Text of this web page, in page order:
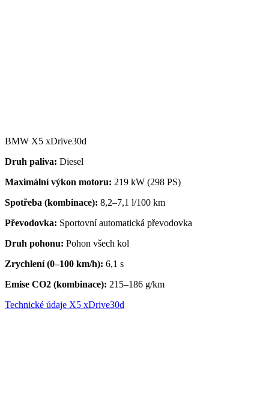
BMW X5 xDrive30d
Druh paliva: Diesel
Maximální výkon motoru: 219 kW (298 PS)
Spotřeba (kombinace): 8,2–7,1 l/100 km
Převodovka: Sportovní automatická převodovka
Druh pohonu: Pohon všech kol
Zrychlení (0–100 km/h): 6,1 s
Emise CO2 (kombinace): 215–186 g/km
Technické údaje X5 xDrive30d